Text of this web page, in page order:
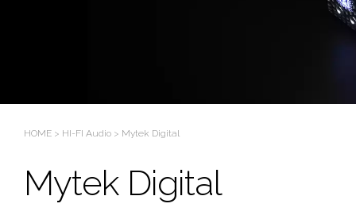
HOME > HI-FI Audio > Mytek Digital
Mytek Digital